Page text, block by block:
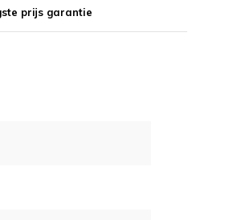
prijs garantie